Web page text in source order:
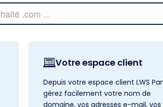
Votre espace client
Depuis votre espace client LWS
gérez facilement votre nom de
domaine, vos adresses e-mail, vos